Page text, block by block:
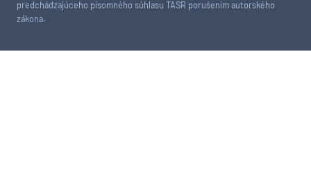
predchádzajúceho písomného súhlasu TASR porušením autorského
zákona.